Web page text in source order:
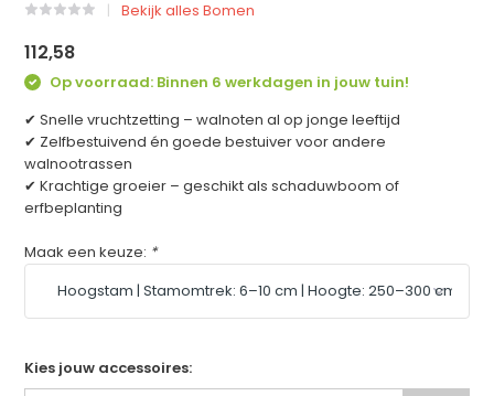
Bekijk alles Bomen
112,58
Op voorraad: Binnen 6 werkdagen in jouw tuin!
✔ Snelle vruchtzetting – walnoten al op jonge leeftijd
✔ Zelfbestuivend én goede bestuiver voor andere
walnootrassen
✔ Krachtige groeier – geschikt als schaduwboom of
erfbeplanting
Maak een keuze: *
Kies jouw accessoires: